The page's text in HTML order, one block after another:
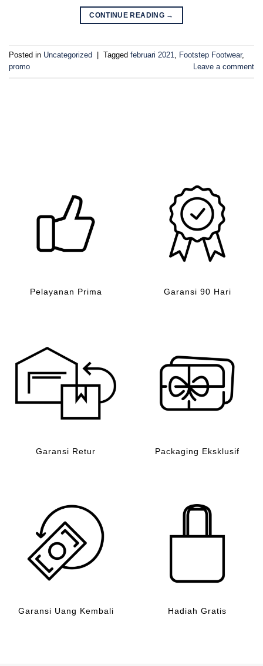
CONTINUE READING →
Posted in Uncategorized Tagged februari 2021, Footstep Footwear,
promo
Leave a comment
Pelayanan Prima Garansi 90 Hari
Garansi Retur Packaging Eksklusif
Garansi Uang Kembali Hadiah Gratis